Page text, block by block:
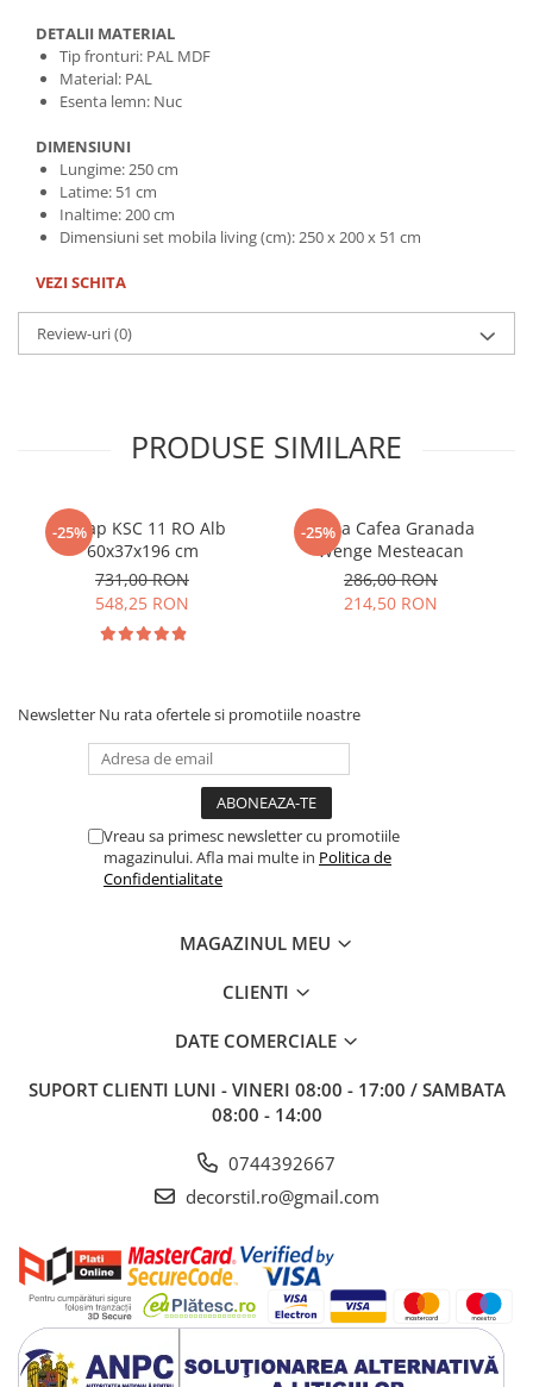
DETALII MATERIAL
Tip fronturi: PAL MDF
Material: PAL
Esenta lemn: Nuc
DIMENSIUNI
Lungime: 250 cm
Latime: 51 cm
Inaltime: 200 cm
Dimensiuni set mobila living (cm): 250 x 200 x 51 cm
VEZI SCHITA
Review-uri(0)
PRODUSE SIMILARE
-25%
Dulap KSC 11 RO Alb
60x37x196 cm
731,00 RON
548,25 RON
-25%
Masa Cafea Granada
Wenge Mesteacan
286,00 RON
214,50 RON
Newsletter Nu rata ofertele si promotiile noastre
Vreau sa primesc newsletter cu promotiile
magazinului. Afla mai multe in Politica de
Confidentialitate
MAGAZINUL MEU
CLIENTI
DATE COMERCIALE
SUPORT CLIENTI LUNI - VINERI 08:00 - 17:00 / SAMBATA
08:00 - 14:00
0744392667
decorstil.ro@gmail.com